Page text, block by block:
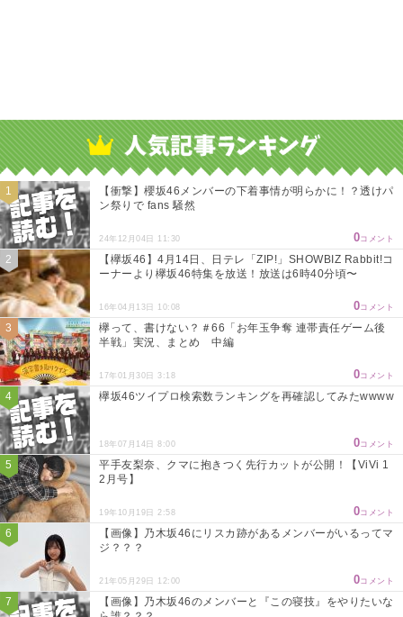
【衝撃】櫻坂46メンバーの下着事情が明らかに！？透けパ
ン祭りで fans 騒然
24年12月04日 11:30 0コメント
【欅坂46】4月14日、日テレ「ZIP!」SHOWBIZ Rabbit!コ
ーナーより欅坂46特集を放送！放送は6時40分頃〜
16年04月13日 10:08 0コメント
欅って、書けない？＃66「お年玉争奪 連帯責任ゲーム後
半戦」実況、まとめ 中編
17年01月30日 3:18 0コメント
欅坂46ツイプロ検索数ランキングを再確認してみたwwww
18年07月14日 8:00 0コメント
平手友梨奈、クマに抱きつく先行カットが公開！【ViVi 1
2月号】
19年10月19日 2:58 0コメント
【画像】乃木坂46にリスカ跡があるメンバーがいるってマ
ジ？？？
21年05月29日 12:00 0コメント
【画像】乃木坂46のメンバーと『この寝技』をやりたいな